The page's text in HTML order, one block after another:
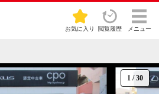
お気に入り 閲覧履歴 メニュー
1 /30